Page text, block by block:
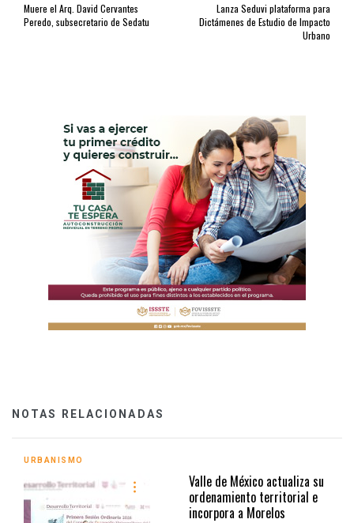
Muere el Arq. David Cervantes
Peredo, subsecretario de Sedatu
Lanza Seduvi plataforma para
Dictámenes de Estudio de Impacto
Urbano
NOTAS RELACIONADAS
URBANISMO
Valle de México actualiza su
ordenamiento territorial e
incorpora a Morelos